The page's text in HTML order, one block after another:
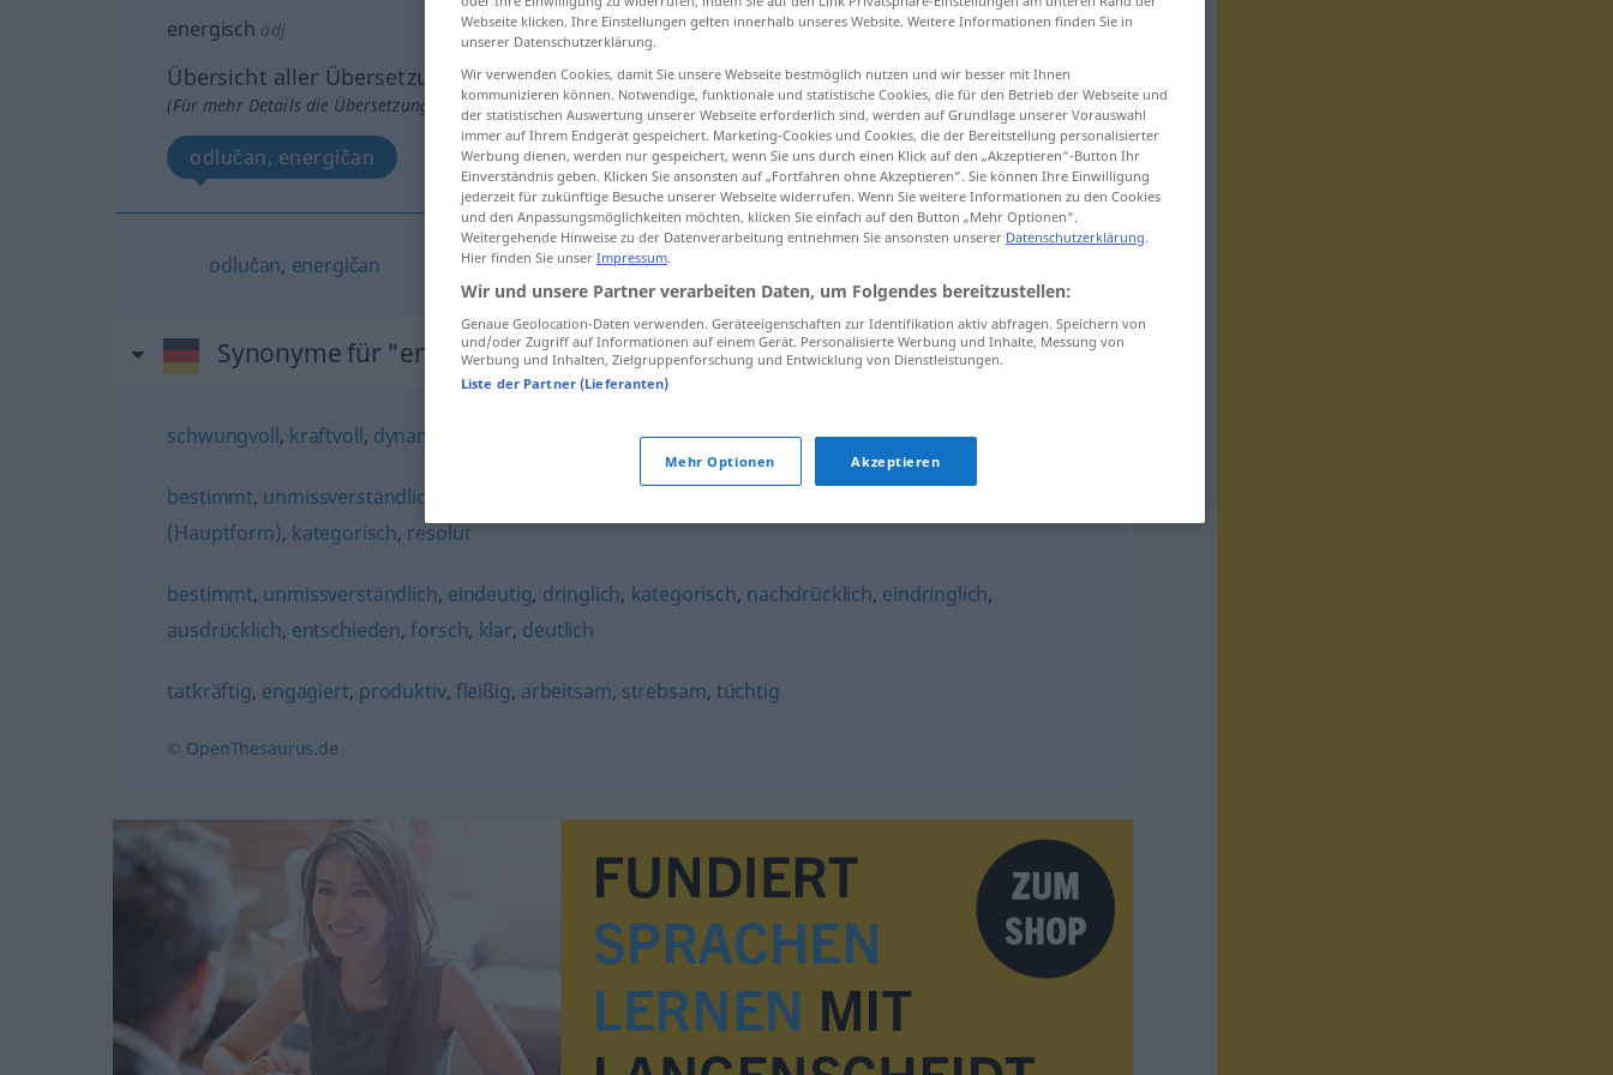
energisch adj
Übersicht aller Übersetzungen
(Für mehr Details die Übersetzung anklicken/antippen)
odlučan, energičan
odlučan, energičan
Synonyme für "energisch"
schwungvoll, kraftvoll, dynamisch
bestimmt, unmissverständlich
(Hauptform), kategorisch, resolut
bestimmt, unmissverständlich, eindeutig, dringlich, kategorisch, nachdrücklich, eindringlich,
ausdrücklich, entschieden,forsch, klar, deutlich
tatkräftig, engagiert, produktiv, fleißig, arbeitsam, strebsam, tüchtig
© OpenThesaurus.de
Webseite klicken. Ihre Einstellungen gelten innerhalb unseres Website. Weitere Informationen finden Sie in
unserer Datenschutzerklärung.
Wir verwenden Cookies, damit Sie unsere Webseite bestmöglich nutzen und wir besser mit Ihnen
kommunizieren können. Notwendige, funktionale und statistische Cookies, die für den Betrieb der Webseite und
der statistischen Auswertung unserer Webseite erforderlich sind, werden auf Grundlage unserer Vorauswahl
immer auf Ihrem Endgerät gespeichert. Marketing-Cookies und Cookies, die der Bereitstellung personalisierter
Werbung dienen, werden nur gespeichert, wenn Sie uns durch einen Klick auf den „Akzeptieren“-Button Ihr
Einverständnis geben. Klicken Sie ansonsten auf „Fortfahren ohne Akzeptieren“. Sie können Ihre Einwilligung
jederzeit für zukünftige Besuche unserer Webseite widerrufen. Wenn Sie weitere Informationen zu den Cookies
und den Anpassungsmöglichkeiten möchten, klicken Sie einfach auf den Button „Mehr Optionen“.
Weitergehende Hinweise zu der Datenverarbeitung entnehmen Sie ansonsten unserer Datenschutzerklärung.
Hier finden Sie unser Impressum.
Wir und unsere Partner verarbeiten Daten, um Folgendes bereitzustellen:
Genaue Geolocation-Daten verwenden. Geräteeigenschaften zur Identifikation aktiv abfragen. Speichern von
und/oder Zugriff auf Informationen auf einem Gerät. Personalisierte Werbung und Inhalte, Messung von
Werbung und Inhalten, Zielgruppenforschung und Entwicklung von Dienstleistungen.
Liste der Partner (Lieferanten)
Mehr Optionen Akzeptieren